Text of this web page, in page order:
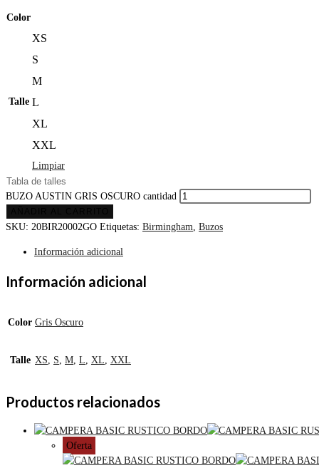
Color
Talle
XS
S
M
L
XL
XXL
Limpiar
Tabla de talles
BUZO AUSTIN GRIS OSCURO cantidad
SKU: 20BIR20002GO Etiquetas: Birmingham Buzos
Información adicional
Información adicional
Color Gris Oscuro
Talle XS, S, M, L, XL, XXL
Productos relacionados
Oferta